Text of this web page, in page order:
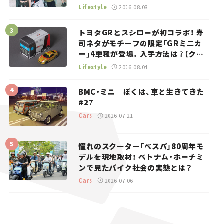
Lifestyle 2026.08.08
トヨタGRとスシローが初コラボ！ 寿
司ネタがモチーフの限定「GRミニカ
ー」4車種が登場。入手方法は？【クル
マとホビー】
Lifestyle 2026.08.04
BMC・ミニ｜ぼくは、車と生きてきた
#27
Cars 2026.07.21
憧れのスクーター「ベスパ」80周年モ
デルを現地取材！ ベトナム・ホーチミ
ンで見たバイク社会の実態とは？
Cars 2026.07.06